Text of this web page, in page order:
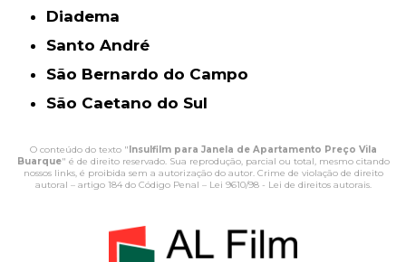
Diadema
Santo André
São Bernardo do Campo
São Caetano do Sul
O conteúdo do texto "Insulfilm para Janela de Apartamento Preço Vila
Buarque" é de direito reservado. Sua reprodução, parcial ou total, mesmo citando
nossos links, é proibida sem a autorização do autor. Crime de violação de direito
autoral – artigo 184 do Código Penal – Lei 9610/98 - Lei de direitos autorais.